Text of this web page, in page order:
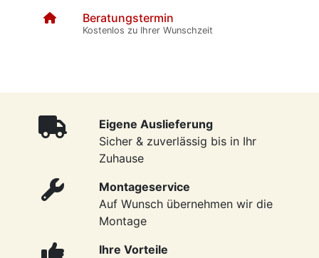
Beratungstermin
Kostenlos zu Ihrer Wunschzeit
Eigene Auslieferung
Sicher & zuverlässig bis in Ihr
Zuhause
Montageservice
Auf Wunsch übernehmen wir die
Montage
Ihre Vorteile